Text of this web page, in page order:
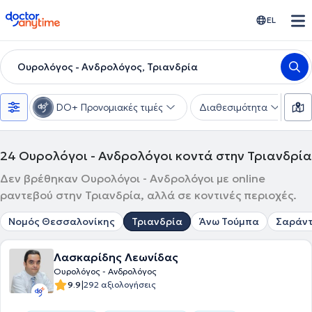
doctoranytime EL
Ουρολόγος - Ανδρολόγος, Τριανδρία
DO+ Προνομιακές τιμές Διαθεσιμότητα
24 Ουρολόγοι - Ανδρολόγοι κοντά στην Τριανδρία
Δεν βρέθηκαν Ουρολόγοι - Ανδρολόγοι με online
ραντεβού στην Τριανδρία, αλλά σε κοντινές περιοχές.
Νομός Θεσσαλονίκης Τριανδρία Άνω Τούμπα
Λασκαρίδης Λεωνίδας
Ουρολόγος - Ανδρολόγος
9.9|292 αξιολογήσεις